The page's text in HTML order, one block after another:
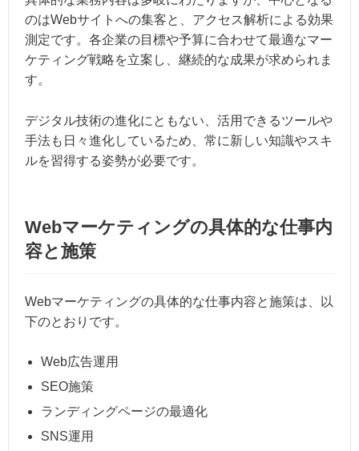
のはWebサイトへの集客と、アクセス解析による効果
測定です。各企業の目標や予算に合わせて最適なマー
ケティング戦略を立案し、継続的な成果が求められま
す。
デジタル技術の進化にともない、活用できるツールや
手法も日々進化しているため、常に新しい知識やスキ
ルを習得する姿勢が必要です。
Webマーケティングの具体的な仕事内
容と施策
Webマーケティングの具体的な仕事内容と施策は、以
下のとおりです。
Web広告運用
SEO施策
ランディングページの最適化
SNS運用